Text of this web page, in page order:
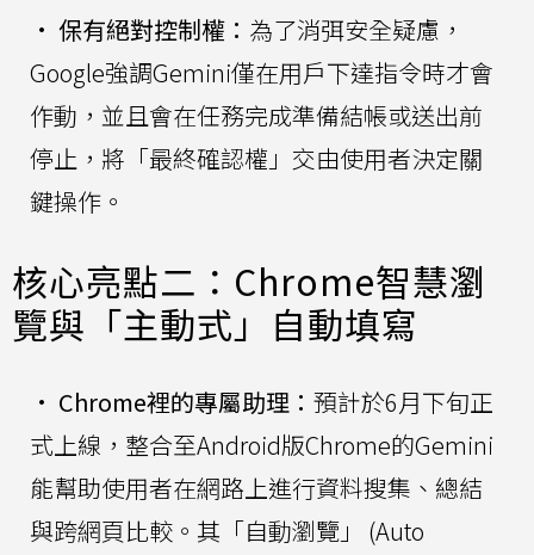
• 保有絕對控制權： 為了消弭安全疑慮，
Google強調Gemini僅在用戶下達指令時才會
作動，並且會在任務完成準備結帳或送出前
停止，將「最終確認權」交由使用者決定關
鍵操作。
核心亮點二：Chrome智慧瀏
覽與「主動式」自動填寫
• Chrome裡的專屬助理： 預計於6月下旬正
式上線，整合至Android版Chrome的Gemini
能幫助使用者在網路上進行資料搜集、總結
與跨網頁比較。其「自動瀏覽」 (Auto